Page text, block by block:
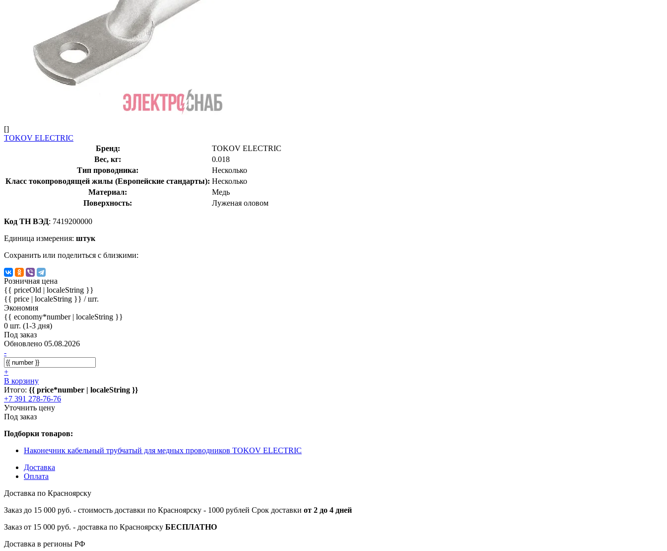
[]
TOKOV ELECTRIC
Бренд:
TOKOV ELECTRIC
Вес, кг:
0.018
Тип проводника:
Несколько
Класс токопроводящей жилы (Европейские стандарты): Несколько
Материал:
Медь
Поверхность:
Луженая оловом
Код ТН ВЭД: 7419200000
Единица измерения: штук
Сохранить или поделиться с близкими:
Розничная цена
{{ priceOld | localeString }}
{{ price | localeString }} / шт.
Экономия
{{ economy*number | localeString }}
0 шт. (1-3 дня)
Под заказ
Обновлено 05.08.2026
-
+
В корзину
Итого: {{ price*number | localeString }}
+7 391 278-76-76
Уточнить цену
Под заказ
Подборки товаров:
Наконечник кабельный трубчатый для медных проводников TOKOV ELECTRIC
Доставка
Оплата
Доставка по Красноярску
Заказ до 15 000 руб. - стоимость доставки по Красноярску - 1000 рублей Срок доставки от 2 до 4 дней
Заказ от 15 000 руб. - доставка по Красноярску БЕСПЛАТНО
Доставка в регионы РФ